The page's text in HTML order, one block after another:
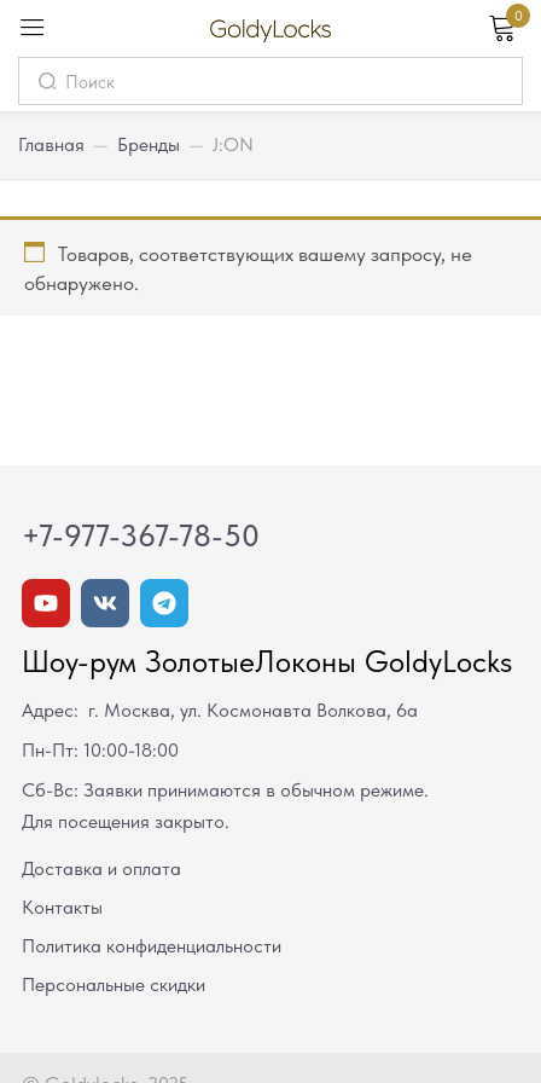
0
Главная — Бренды — J:ON
Товаров, соответствующих вашему запросу, не
обнаружено.
+7-977-367-78-50
Шоу-рум ЗолотыеЛоконы GoldyLocks
Адрес: г. Москва, ул. Космонавта Волкова, 6а
Пн-Пт: 10:00-18:00
Сб-Вс: Заявки принимаются в обычном режиме.
Для посещения закрыто.
Доставка и оплата
Контакты
Политика конфиденциальности
Персональные скидки
Вход
Password
Запомнить меня
Или войдите через